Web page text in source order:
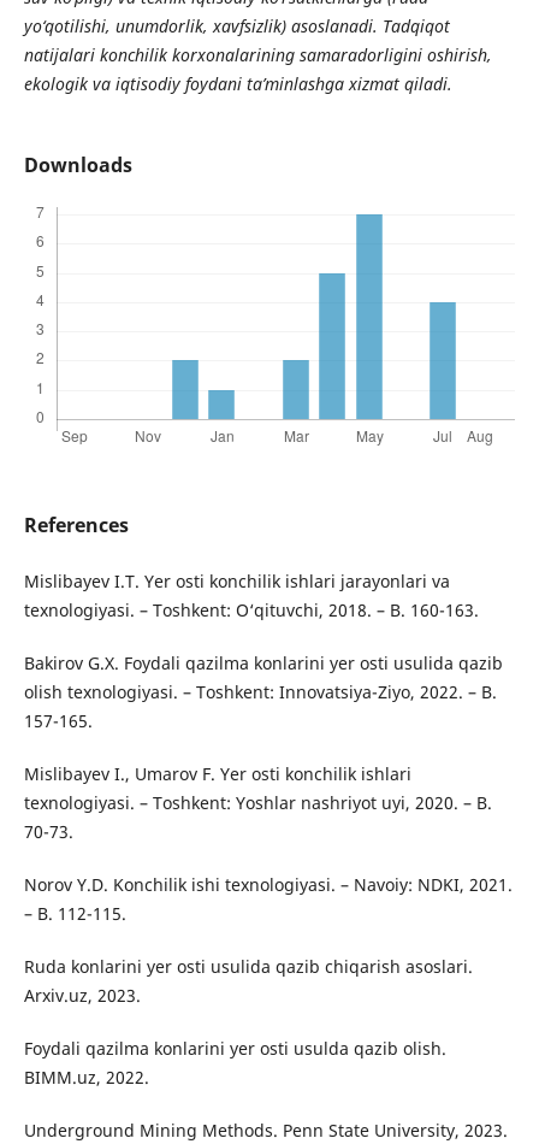
yo‘qotilishi, unumdorlik, xavfsizlik) asoslanadi. Tadqiqot
natijalari konchilik korxonalarining samaradorligini oshirish,
ekologik va iqtisodiy foydani ta’minlashga xizmat qiladi.
Downloads
References
Mislibayev I.T. Yer osti konchilik ishlari jarayonlari va
texnologiyasi. – Toshkent: O‘qituvchi, 2018. – B. 160-163.
Bakirov G.X. Foydali qazilma konlarini yer osti usulida qazib
olish texnologiyasi. – Toshkent: Innovatsiya-Ziyo, 2022. – B.
157-165.
Mislibayev I., Umarov F. Yer osti konchilik ishlari
texnologiyasi. – Toshkent: Yoshlar nashriyot uyi, 2020. – B.
70-73.
Norov Y.D. Konchilik ishi texnologiyasi. – Navoiy: NDKI, 2021.
– B. 112-115.
Ruda konlarini yer osti usulida qazib chiqarish asoslari.
Arxiv.uz, 2023.
Foydali qazilma konlarini yer osti usulda qazib olish.
BIMM.uz, 2022.
Underground Mining Methods. Penn State University, 2023.